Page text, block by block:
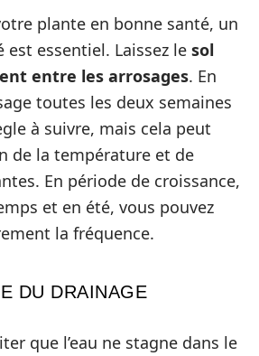
plante en bonne santé, un
est essentiel. Laissez le sol
entre les arrosages. En
toutes les deux semaines
à suivre, mais cela peut
de la température et de
En période de croissance,
et en été, vous pouvez
la fréquence.
DU DRAINAGE
que l’eau ne stagne dans le